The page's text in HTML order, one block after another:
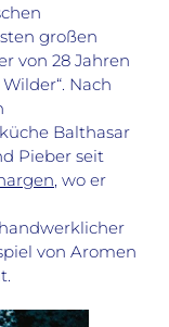
großen
von 28 Jahren
Nach
Balthasar
Pieber seit
, wo er
von Aromen